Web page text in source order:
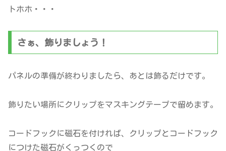
トホホ・・・
さぁ、飾りましょう！
パネルの準備が終わりましたら、あとは飾るだけです。
飾りたい場所にクリップをマスキングテープで留めます。
コードフックに磁石を付ければ、クリップとコードフック
につけた磁石がくっつくので